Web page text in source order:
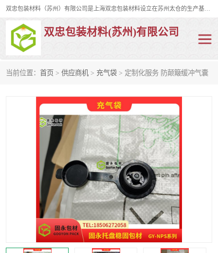
双忠包装材料（苏州）有限公司是上海双忠包装材料设立在苏州太仓的生产基地，占地约2万平米，产品主要有打孔缠绕膜，拉伸蜂窝纸，集装箱充气袋，滑托板，打包带，裹包网兜，防滑纸等箱体和托盘的运输和保护性包材。固永包材®，GooYon Pack®，是我们保护性包装材料的专属品牌。
双忠包装材料(苏州)有限公司
当前位置： 首页 > 供应商机 > 充气袋 > 定制化服务 防颠簸缓冲气囊
裹包网兜 纤维打包带
充气袋
缠绕膜
托盘裹包网兜
托盘捆绑带